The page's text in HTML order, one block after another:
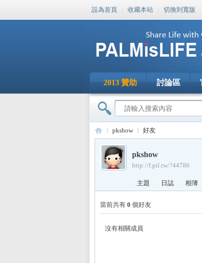
設為首頁 | 收藏本站 | 切換到寬版
2013 贊助 討論區
PA›
pkshow 好友
pkshow
http://f.pil.tw/?44786
主題 日誌 相簿
當前共有 0 個好友
沒有相關成員